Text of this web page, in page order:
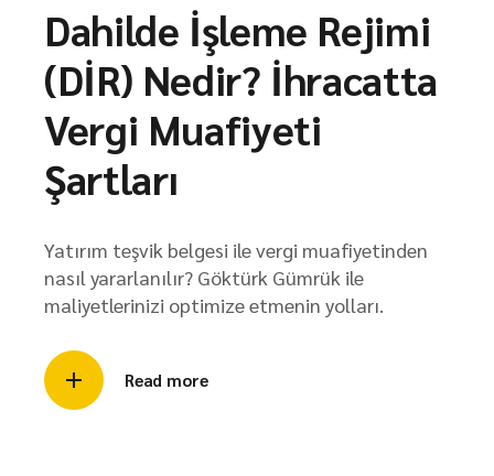
Dahilde İşleme Rejimi
(DİR) Nedir? İhracatta
Vergi Muafiyeti
Şartları
Yatırım teşvik belgesi ile vergi muafiyetinden
nasıl yararlanılır? Göktürk Gümrük ile
maliyetlerinizi optimize etmenin yolları.
Read more